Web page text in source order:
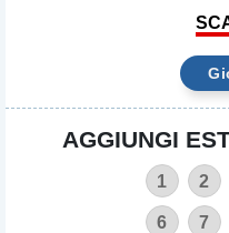
AGGIUNGI
1 2
6 7